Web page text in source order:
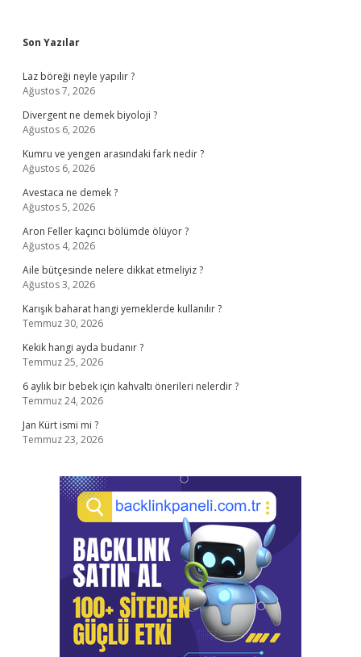
Sidebar
Son Yazılar
Laz böreği neyle yapılır ?
Ağustos 7, 2026
Divergent ne demek biyoloji ?
Ağustos 6, 2026
Kumru ve yengen arasındaki fark nedir ?
Ağustos 6, 2026
Avestaca ne demek ?
Ağustos 5, 2026
Aron Feller kaçıncı bölümde ölüyor ?
Ağustos 4, 2026
Aile bütçesinde nelere dikkat etmeliyiz ?
Ağustos 3, 2026
Karışık baharat hangi yemeklerde kullanılır ?
Temmuz 30, 2026
Kekik hangi ayda budanır ?
Temmuz 25, 2026
6 aylık bir bebek için kahvaltı önerileri nelerdir ?
Temmuz 24, 2026
Jan Kürt ismi mi ?
Temmuz 23, 2026